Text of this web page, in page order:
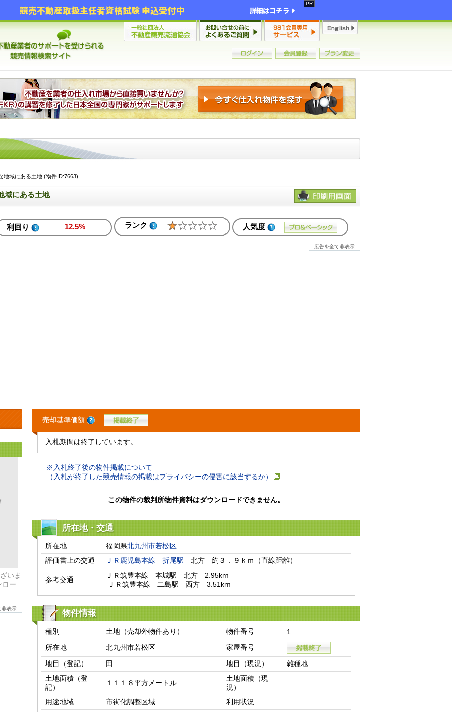
競売不動産取扱主任者資格試験 申込受付中 詳細はコチラ
地域にある土地 (物件ID:7663)
域にある土地
利回り 12.5% ランク 人気度
広告を全て非表示
いま
ロー
非表示
売却基準価額
入札期間は終了しています。
※入札終了後の物件掲載について
（入札が終了した競売情報の掲載はプライバシーの侵害に該当するか）
この物件の裁判所物件資料はダウンロードできません。
所在地・交通
所在地 福岡県北九州市若松区
評価書上の交通
ＪＲ鹿児島本線 折尾駅 北方　約３．９ｋｍ（直線距離）
参考交通
ＪＲ筑豊本線　本城駅　北方　2.95km
ＪＲ筑豊本線　二島駅　西方　3.51km
物件情報
種別 土地（売却外物件あり） 物件番号
1
所在地
北九州市若松区
家屋番号
地目（登記）
田 地目（現況）
雑種地
土地面積（登
記）
１１１８平方メートル
土地面積（現
況）
用途地域
市街化調整区域
利用状況